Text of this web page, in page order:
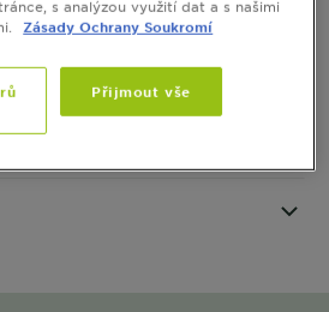
s analýzou využití dat a s našimi
Zásady Ochrany Soukromí
Přijmout vše